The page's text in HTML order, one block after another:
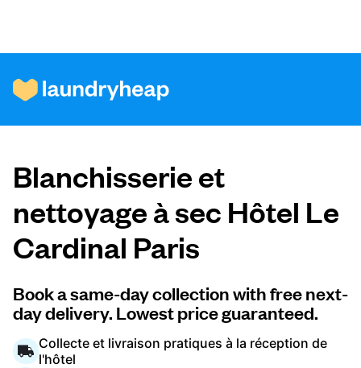
Comment ça fonctionne
Prix et services
À propos de nous
Pour les entreprises
Blanchisserie et
nettoyage à sec Hôtel Le
Cardinal Paris
Book a same-day collection with free next-
day delivery. Lowest price guaranteed.
Collecte et livraison pratiques à la réception de
l'hôtel